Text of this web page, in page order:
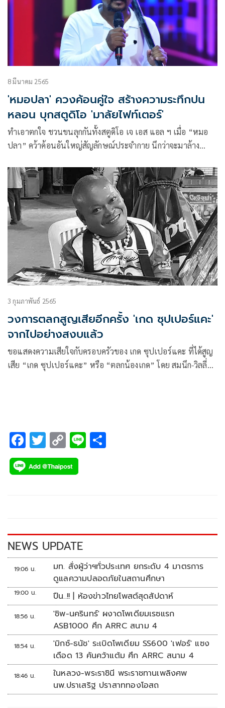
8 มีนาคม 2565
'หมอปลา' ควงค้อนคู่ใจ สร้างความระทึกปน
หลอน บุกสตูดิโอ 'มาลัยไฟท์เตอร์'
ทำเอาตกใจ ชวนขนลุกกันทั้งสตูดิโอ เจ เอส แอล ฯ เมื่อ “หมอ
ปลา” คว้าค้อนอันใหญ่สัญลักษณ์ประจำกาย นึกว่าจะมาล้าง
ไฟท์เตอร์” ร้อนถึงพิธีกรอย่าง “วิลลี่ แมคอินทอช” และคอมเมน
เตเตอร์อย่าง “ตั๊ก ศิริพร” มาพร้อมกับนักคอมเมนต์ด้านวิชาการ
อย่าง “ชมพู สุทธิพงษ์” ที่ต้องรีบเข้ามา สอบถามถึงได้รู้ว่า
“หมอปลา” มานั่งแท่นเป็นหนึ่งในแมวมองร่วมกับ “ฮาย อาภา
พร” และ “ยิ่งยง ยอดบัวงาม” นั่นเอง
3 กุมภาพันธ์ 2565
วงการตลกสูญเสียอีกครั้ง 'เกด ซุปเปอร์แคะ'
จากไปอย่างสงบแล้ว
ขอแสดงความเสียใจกับครอบครัวของ เกด ซุปเปอร์แคะ ที่ได้สูญ
เสีย “เกด ซุปเปอร์แคะ” หรือ “ตลกน้องเกด” โดย สมนึก-วิลลี่
F
ac
e
k
T
wi
tt
C
o
p
k
Li
NEWS UPDATE
19:06 น.
มท. สั่งผู้ว่าฯทั่วประเทศ ยกระดับ 4 มาตรการ
ดูแลความปลอดภัยในสถานศึกษา
19:00 น. ปืน..!! | ห้องข่าวไทยโพสต์สุดสัปดาห์
18:56 น.
'ชิพ-นครินทร์' ผงาดโพเดียมเรซแรก
ASB1000 ศึก ARRC สนาม 4
18:54 น.
'มิกซ์-ธนัช' ระเบิดโพเดียม SS600 'เฟอร์' แซง
เดือด 13 คันคว้าแต้ม ศึก ARRC สนาม 4
18:46 น.
ในหลวง-พระราชินี พระราชทานเพลิงศพ
นพ.ปราเสริฐ ปราสาททองโอสถ